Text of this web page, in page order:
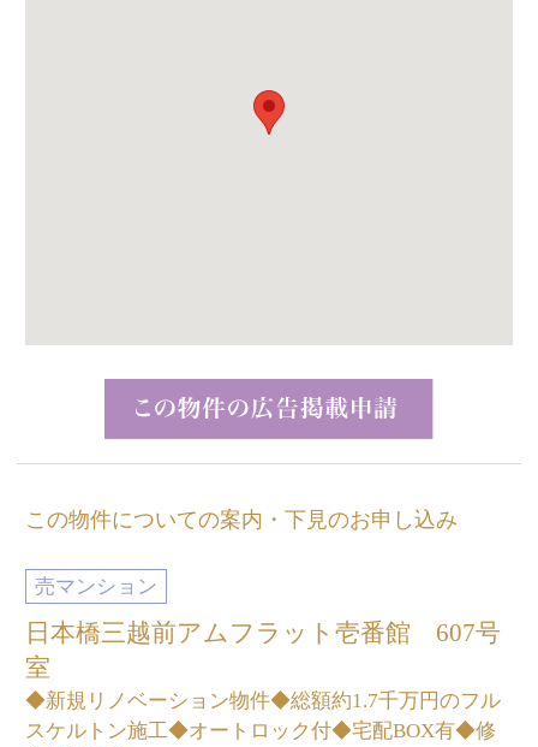
この物件についての案内・下見のお申し込み
売マンション
日本橋三越前アムフラット壱番館 607号
室
◆新規リノベーション物件◆総額約1.7千万円のフル
スケルトン施工◆オートロック付◆宅配BOX有◆修